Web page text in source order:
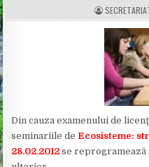
A
U
T
H
O
R
Din cauza examenului de
seminariile deEcosisteme:
28.02.2012 se reprogramează